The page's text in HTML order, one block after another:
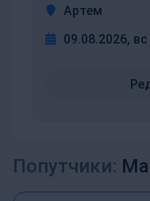
Артем
09.08.2026, вс
Попутчики: